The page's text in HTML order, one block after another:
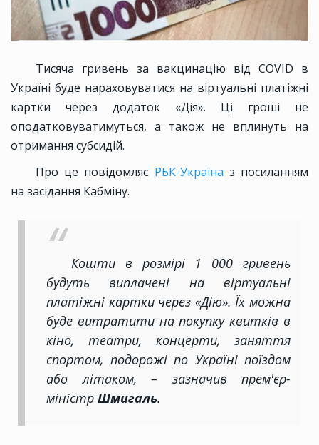
Тисяча гривень за вакцинацію від COVID в
Україні буде нараховуватися на віртуальні платіжні
картки через додаток «Дія». Ці гроші не
оподатковуватимуться, а також не вплинуть на
отримання субсидій.
Про це повідомляє РБК-Україна з посиланням
на засідання Кабміну.
Кошти в розмірі 1 000 гривень
будуть виплачені на віртуальні
платіжні картки через «Дію». Їх можна
буде витратити на покупку квитків в
кіно, театри, концерти, заняття
спортом, подорожі по Україні поїздом
або літаком, – зазначив прем'єр-
міністр Шмигаль.